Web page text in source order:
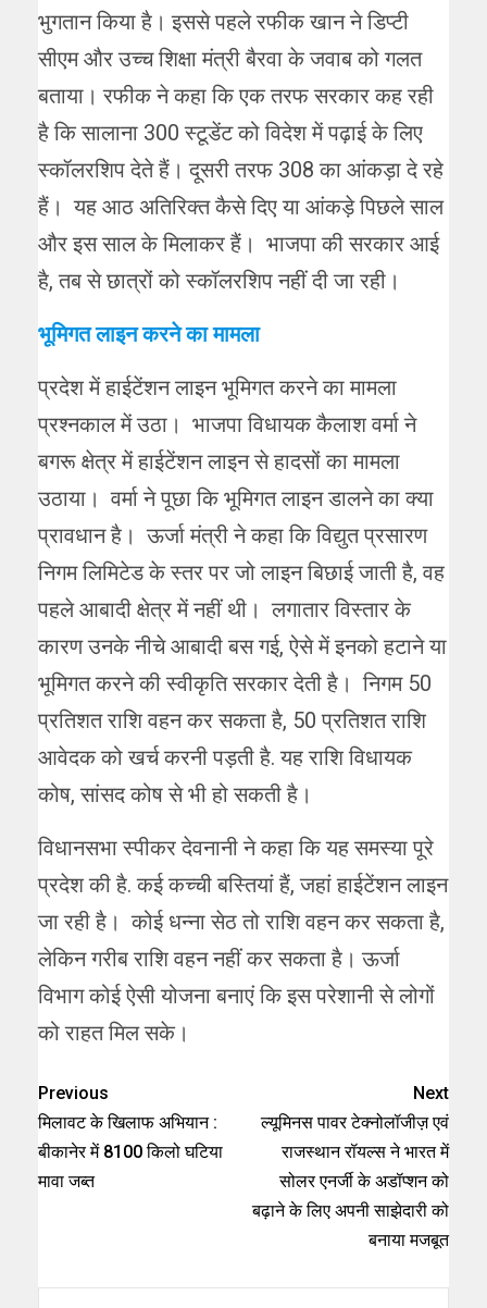
भुगतान किया है। इससे पहले रफीक खान ने डिप्टी
सीएम और उच्च शिक्षा मंत्री बैरवा के जवाब को गलत
बताया। रफीक ने कहा कि एक तरफ सरकार कह रही
है कि सालाना 300 स्टूडेंट को विदेश में पढ़ाई के लिए
स्कॉलरशिप देते हैं। दूसरी तरफ 308 का आंकड़ा दे रहे
हैं। यह आठ अतिरिक्त कैसे दिए या आंकड़े पिछले साल
और इस साल के मिलाकर हैं। भाजपा की सरकार आई
है, तब से छात्रों को स्कॉलरशिप नहीं दी जा रही।
भूमिगत लाइन करने का मामला
प्रदेश में हाईटेंशन लाइन भूमिगत करने का मामला
प्रश्नकाल में उठा। भाजपा विधायक कैलाश वर्मा ने
बगरू क्षेत्र में हाईटेंशन लाइन से हादसों का मामला
उठाया। वर्मा ने पूछा कि भूमिगत लाइन डालने का क्या
प्रावधान है। ऊर्जा मंत्री ने कहा कि विद्युत प्रसारण
निगम लिमिटेड के स्तर पर जो लाइन बिछाई जाती है, वह
पहले आबादी क्षेत्र में नहीं थी। लगातार विस्तार के
कारण उनके नीचे आबादी बस गई, ऐसे में इनको हटाने या
भूमिगत करने की स्वीकृति सरकार देती है। निगम 50
प्रतिशत राशि वहन कर सकता है, 50 प्रतिशत राशि
आवेदक को खर्च करनी पड़ती है. यह राशि विधायक
कोष, सांसद कोष से भी हो सकती है।
विधानसभा स्पीकर देवनानी ने कहा कि यह समस्या पूरे
प्रदेश की है. कई कच्ची बस्तियां हैं, जहां हाईटेंशन लाइन
जा रही है। कोई धन्ना सेठ तो राशि वहन कर सकता है,
लेकिन गरीब राशि वहन नहीं कर सकता है। ऊर्जा
विभाग कोई ऐसी योजना बनाएं कि इस परेशानी से लोगों
को राहत मिल सके।
Previous
मिलावट के खिलाफ अभियान :
बीकानेर में 8100 किलो घटिया
मावा जब्त
Next
ल्यूमिनस पावर टेक्नोलॉजीज़ एवं
राजस्थान रॉयल्स ने भारत में
सोलर एनर्जी के अडॉप्शन को
बढ़ाने के लिए अपनी साझेदारी को
बनाया मजबूत